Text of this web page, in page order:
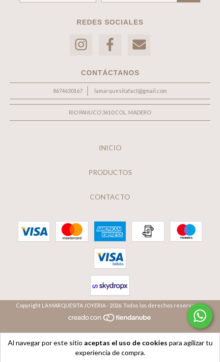
Al navegar por este sitio aceptas el uso de cookies para agilizar tu
experiencia de compra.
REDES SOCIALES
CONTÁCTANOS
8674630167 lamarquesitafact@gmail.com
RIO PANUCO 3610 COL. MADERO
INICIO
PRODUCTOS
CONTACTO
Copyright LA MARQUESITA JOYERIA - 2026. Todos los derechos reservados.